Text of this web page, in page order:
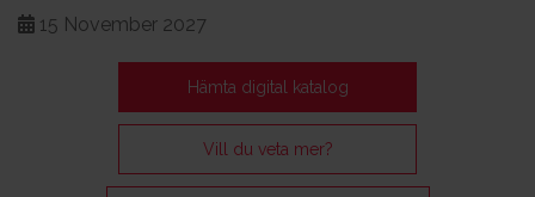
15 November 2027
Hämta digital katalog
Vill du veta mer?